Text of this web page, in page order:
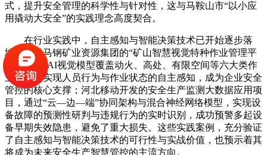
式，提升安全管理的科学性与针对性，这与马鞍山市“以小应
用撬动大安全”的实践理念高度契合。
在行业实践中，自主感知与智能决策技术已开始逐步落
地。安徽马钢矿业资源集团的“矿山智慧视觉特种作业管理平
台”，通过AI视觉模型覆盖动火、高处、有限空间等六大类作
业场景，实现人员行为与作业状态的自主感知，成为企业安全
管控的核心支撑；河北移动开发的安全生产监测大数据应用项
目，通过“云—边—端”协同架构与混合神经网络模型，实现设
备故障的预测性研判与违规行为的实时识别，成功预警多起设
备早期失效隐患，避免了重大损失。这些实践案例，充分验证
了自主感知与智能决策技术的可行性与实战价值，也预示着其
将成为未来安全生产智慧管控的主流方向。